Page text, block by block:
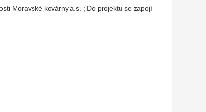
Moravské kovárny,a.s. ; Do projektu se zapojí